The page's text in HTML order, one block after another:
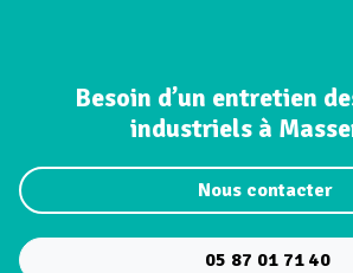
Besoin d’un entretien
industriels à
Nous contacter
05 87 01 71 40